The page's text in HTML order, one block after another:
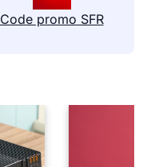
Code promo SFR